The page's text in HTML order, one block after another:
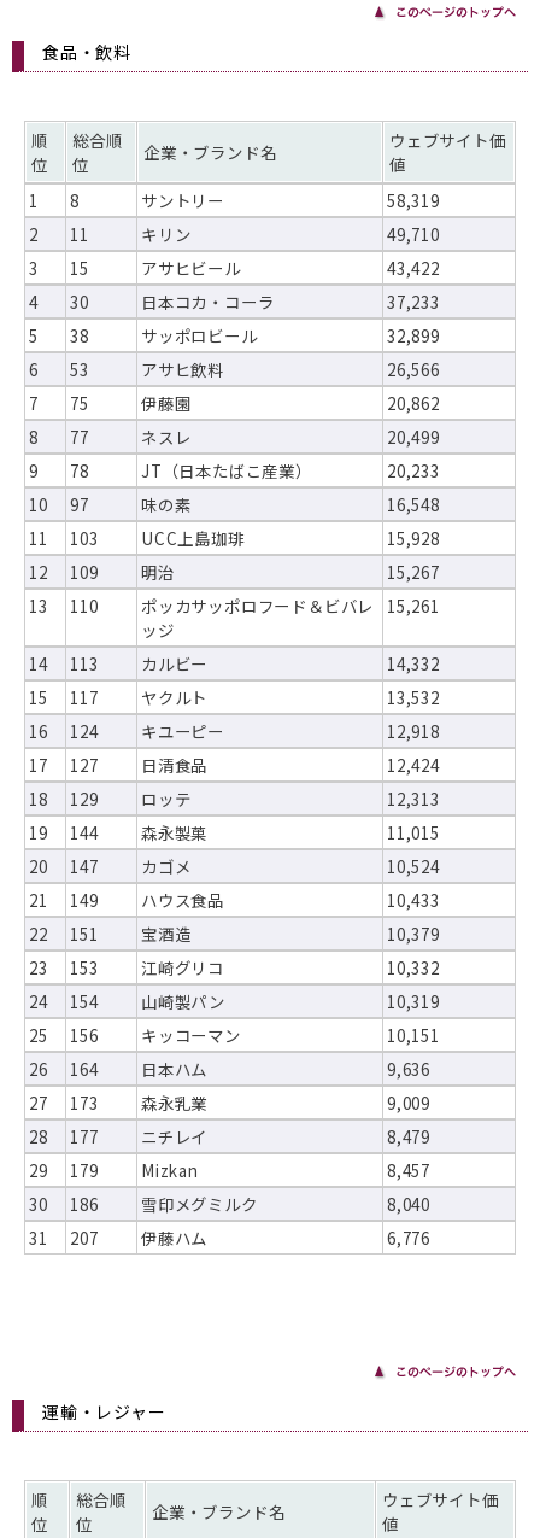
食品・飲料
順
位
総合順
位
企業・ブランド名
ウェブサイト価
値
1
8 サントリー
58,319
2
11 キリン
49,710
3
15 アサヒビール
43,422
4
30 日本コカ・コーラ
37,233
5
38 サッポロビール
32,899
6
53 アサヒ飲料
26,566
7
75 伊藤園
20,862
8
77 ネスレ
20,499
9
78 JT（日本たばこ産業）
20,233
10
97 味の素
16,548
11
103 UCC上島珈琲
15,928
12
109 明治
15,267
13
110
ポッカサッポロフード＆ビバレ
ッジ
15,261
14 113 カルビー
14,332
15
117 ヤクルト
13,532
16
124 キユーピー
12,918
17
127 日清食品
12,424
18
129 ロッテ
12,313
19
144 森永製菓
11,015
20
147 カゴメ
10,524
21
149 ハウス食品
10,433
22
151 宝酒造
10,379
23
153 江崎グリコ
10,332
24
154 山崎製パン
10,319
25
156 キッコーマン
10,151
26
164 日本ハム
9,636
27
173 森永乳業
9,009
28
177 ニチレイ
8,479
29
179 Mizkan
8,457
30
186 雪印メグミルク
8,040
31
207 伊藤ハム 6,776
運輸・レジャー
順
位
総合順
位
企業・ブランド名
ウェブサイト価
値